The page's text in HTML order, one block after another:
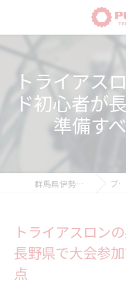
トライアス
ド初心者が
準備す
群馬県伊勢崎の自転車ならPOWER-KIDS ブログ
トライアスロン
長野県で大会参
点